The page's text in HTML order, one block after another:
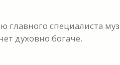
главного специалиста
духовно богаче.